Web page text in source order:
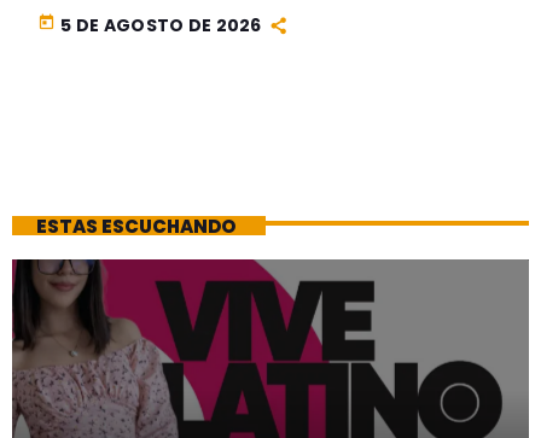
today 5 DE AGOSTO DE 2026
ESTAS ESCUCHANDO